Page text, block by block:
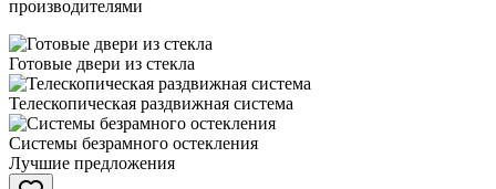
производителями
Готовые двери из стекла
Телескопическая раздвижная система
Системы безрамного остекления
Лучшие предложения